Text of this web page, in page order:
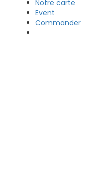
Notre carte
Event
Commander